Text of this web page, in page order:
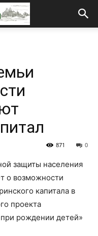
0
871
защиты населения
о возможности
капитала в
проекта
рождении детей»